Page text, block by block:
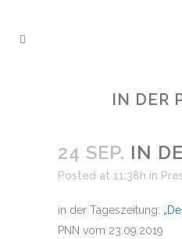
IN DER
24 SEP. IN
Posted at 11:38h in
in der Tageszeitung:
PNN vom 23.09.2019